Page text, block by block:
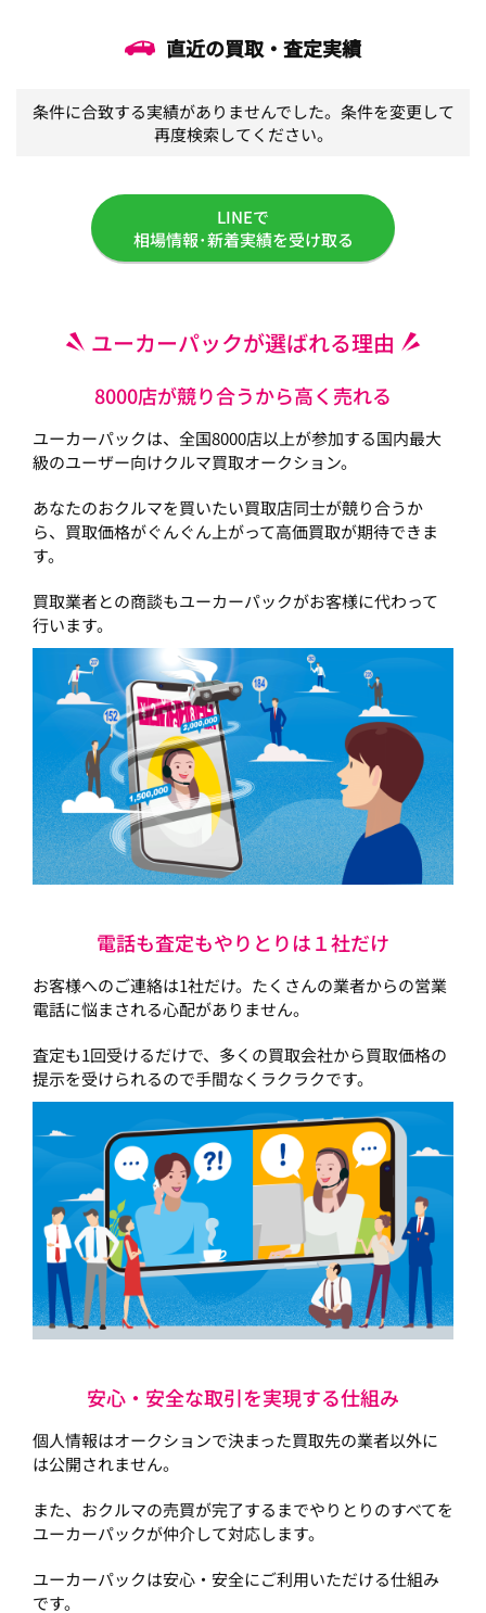
直近の買取・査定実績
条件に合致する実績がありませんでした。条件を変更して
再度検索してください。
LINEで
相場情報･新着実績を受け取る
ユーカーパックが選ばれる理由
8000店が競り合うから高く売れる
ユーカーパックは、全国8000店以上が参加する国内最大
級のユーザー向けクルマ買取オークション。
あなたのおクルマを買いたい買取店同士が競り合うか
ら、買取価格がぐんぐん上がって高価買取が期待できま
す。
買取業者との商談もユーカーパックがお客様に代わって
行います。
電話も査定もやりとりは１社だけ
お客様へのご連絡は1社だけ。たくさんの業者からの営業
電話に悩まされる心配がありません。
査定も1回受けるだけで、多くの買取会社から買取価格の
提示を受けられるので手間なくラクラクです。
安心・安全な取引を実現する仕組み
個人情報はオークションで決まった買取先の業者以外に
は公開されません。
また、おクルマの売買が完了するまでやりとりのすべてを
ユーカーパックが仲介して対応します。
ユーカーパックは安心・安全にご利用いただける仕組み
です。